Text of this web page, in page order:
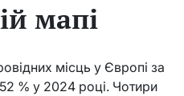
мапі
місць у Європі за
% у 2024 році. Чотири